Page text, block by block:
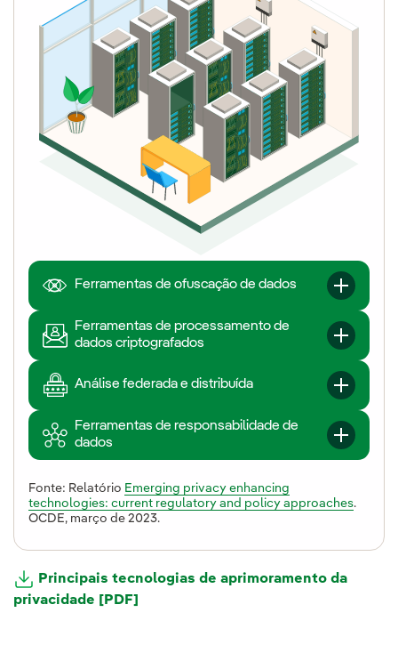
Ferramentas de ofuscação de dados
Ferramentas de processamento de
dados criptografados
Análise federada e distribuída
Ferramentas de responsabilidade de
dados
Fonte: Relatório Emerging privacy enhancing
technologies: current regulatory and policy approaches.
OCDE, março de 2023.
Principais tecnologias de aprimoramento da
privacidade [PDF]